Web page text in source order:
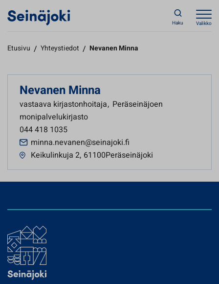
Haku Valikko
Etusivu / Yhteystiedot / Nevanen Minna
Nevanen Minna
vastaava kirjastonhoitaja, Peräseinäjoen
monipalvelukirjasto
044 418 1035
minna.nevanen@seinajoki.fi
Keikulinkuja 2, 61100Peräseinäjoki